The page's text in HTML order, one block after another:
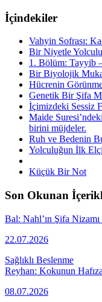
İçindekiler
Vahyin Sofrası:
Bir Niyetle
1. Bölüm: Tayyib
Bir Biyolojik
Hücrenin
Genetik Bir Şifa
İçimizdeki Sessiz
Maide
birini müjdeler.
Ruh ve Bedenin
Yolculuğun İlk
Küçük Bir Not
Son Okunan
Bal: Nahl’ın Şifa Nizamı
22.07.2026
Sağlıklı Beslenme
Reyhan: Kokunun
08.07.2026